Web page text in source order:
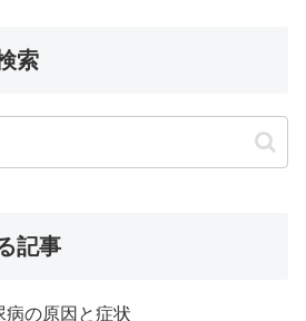
索
記事
病の原因と症状